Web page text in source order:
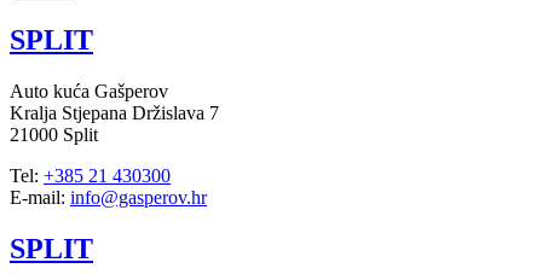
SPLIT
Auto kuća Gašperov
Kralja Stjepana Držislava 7
21000 Split
Tel: +385 21 430300
E-mail: info@gasperov.hr
SPLIT